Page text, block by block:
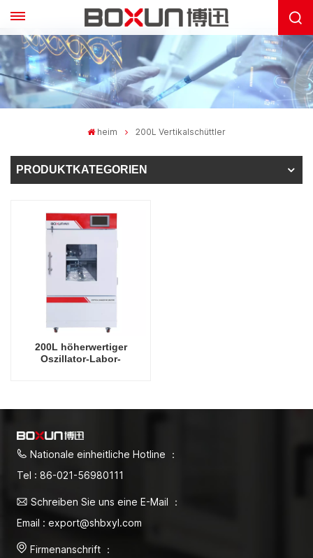
heim 200L Vertikalschüttler
PRODUKTKATEGORIEN
200L höherwertiger
Oszillator-Labor-
Nationale einheitliche Hotline ：
Tel : 86-021-56980111
Schreiben Sie uns eine E-Mail ：
Email : export@shbxyl.com
Firmenanschrift ：